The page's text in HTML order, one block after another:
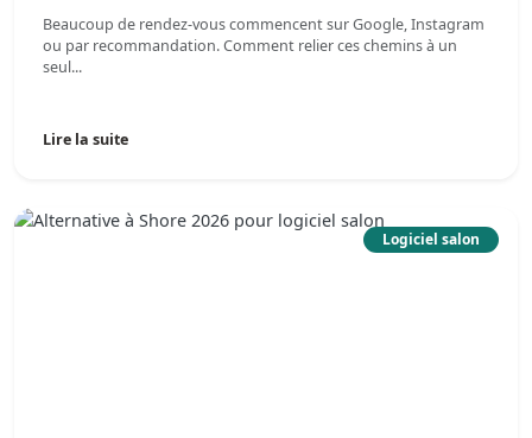
Beaucoup de rendez-vous commencent sur Google, Instagram
ou par recommandation. Comment relier ces chemins à un
seul...
Lire la suite
Logiciel salon